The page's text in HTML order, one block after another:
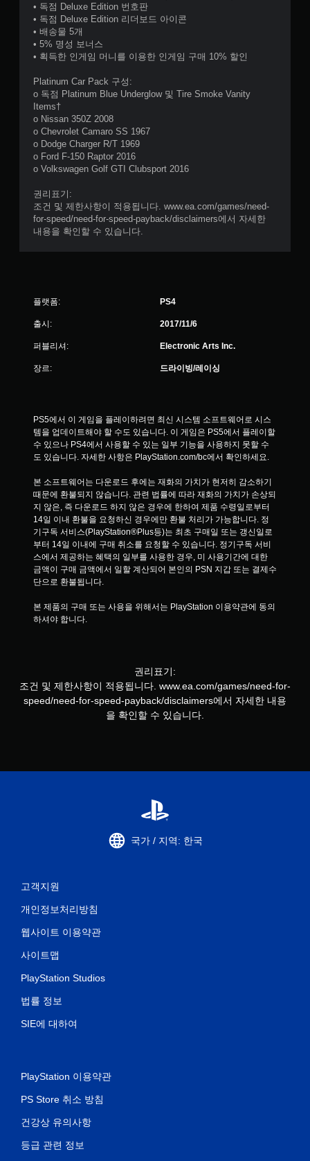
• 독점 Deluxe Edition 번호판
• 독점 Deluxe Edition 리더보드 아이콘
• 배송물 5개
• 5% 명성 보너스
• 획득한 인게임 머니를 이용한 인게임 구매 10% 할인
Platinum Car Pack 구성:
o 독점 Platinum Blue Underglow 및 Tire Smoke Vanity
Items†
o Nissan 350Z 2008
o Chevrolet Camaro SS 1967
o Dodge Charger R/T 1969
o Ford F-150 Raptor 2016
o Volkswagen Golf GTI Clubsport 2016
권리표기:
조건 및 제한사항이 적용됩니다. www.ea.com/games/need-
for-speed/need-for-speed-payback/disclaimers에서 자세한
내용을 확인할 수 있습니다.
플랫폼: PS4
출시: 2017/11/6
퍼블리셔: Electronic Arts Inc.
장르: 드라이빙/레이싱
PS5에서 이 게임을 플레이하려면 최신 시스템 소프트웨어로 시스
템을 업데이트해야 할 수도 있습니다. 이 게임은 PS5에서 플레이할
수 있으나 PS4에서 사용할 수 있는 일부 기능을 사용하지 못할 수
도 있습니다. 자세한 사항은 PlayStation.com/bc에서 확인하세요.
본 소프트웨어는 다운로드 후에는 재화의 가치가 현저히 감소하기
때문에 환불되지 않습니다. 관련 법률에 따라 재화의 가치가 손상되
지 않은, 즉 다운로드 하지 않은 경우에 한하여 제품 수령일로부터
14일 이내 환불을 요청하신 경우에만 환불 처리가 가능합니다. 정
기구독 서비스(PlayStation®Plus등)는 최초 구매일 또는 갱신일로
부터 14일 이내에 구매 취소를 요청할 수 있습니다. 정기구독 서비
스에서 제공하는 혜택의 일부를 사용한 경우, 미 사용기간에 대한
금액이 구매 금액에서 일할 계산되어 본인의 PSN 지갑 또는 결제수
단으로 환불됩니다.
본 제품의 구매 또는 사용을 위해서는 PlayStation 이용약관에 동의
하셔야 합니다.
권리표기:
조건 및 제한사항이 적용됩니다. www.ea.com/games/need-for-
speed/need-for-speed-payback/disclaimers에서 자세한 내용
을 확인할 수 있습니다.
국가 / 지역: 한국
고객지원
개인정보처리방침
웹사이트 이용약관
사이트맵
PlayStation Studios
법률 정보
SIE에 대하여
PlayStation 이용약관
PS Store 취소 방침
건강상 유의사항
등급 관련 정보